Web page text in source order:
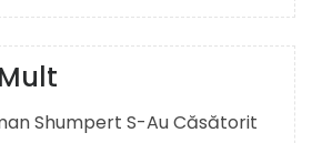
Shumpert S-Au Căsătorit